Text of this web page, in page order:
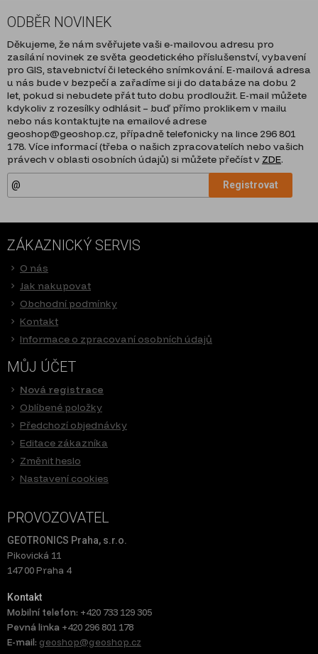
ODBĚR NOVINEK
Děkujeme, že nám svěřujete vaši e-mailovou adresu pro
zasílání novinek ze světa geodetického příslušenství, vybavení
pro GIS, stavebnictví či leteckého snímkování. E-mailová adresa
u nás bude v bezpečí a zařadíme si ji do databáze na dobu 2
let, pokud si nebudete přát tuto dobu prodloužit. E-mail můžete
kdykoliv z rozesílky odhlásit – buď přímo proklikem v mailu
nebo nás kontaktujte na emailové adrese
geoshop@geoshop.cz, případně telefonicky na lince 296 801
178. Více informací (třeba o našich zpracovatelích nebo vašich
právech v oblasti osobních údajů) si můžete přečíst v ZDE.
Registrovat
ZÁKAZNICKÝ SERVIS
O nás
Jak nakupovat
Obchodní podmínky
Kontakt
Informace o zpracovaní osobních údajů
MŮJ ÚČET
Nová registrace
Oblíbené položky
Předchozí objednávky
Editace zákazníka
Změnit heslo
Nastavení cookies
PROVOZOVATEL
GEOTRONICS Praha, s.r.o.
Pikovická 11
147 00 Praha 4
Kontakt
Mobilní telefon: +420 733 129 305
Pevná linka +420 296 801 178
E-mail: geoshop@geoshop.cz